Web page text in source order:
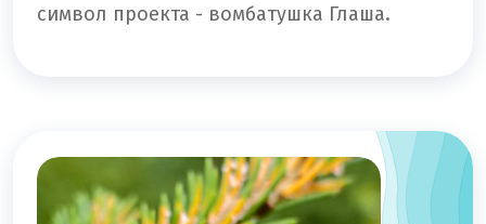
символ проекта - вомбатушка Глаша.